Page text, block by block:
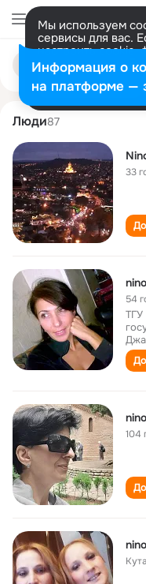
Мы используем
сервисы для вас.
настроить
представитель.
Разрешить все
Поиск
людям
nino lobjanidze
Люди87
33
54
104
Информация о
на платформе —